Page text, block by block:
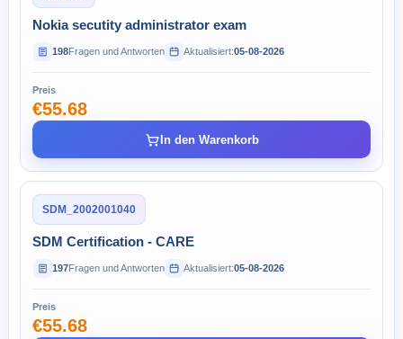
Nokia secutity administrator exam
198Fragen und Antworten Aktualisiert:05-08-2026
Preis
€55.68
In den Warenkorb
SDM_2002001040
SDM Certification - CARE
197Fragen und Antworten Aktualisiert:05-08-2026
Preis
€55.68